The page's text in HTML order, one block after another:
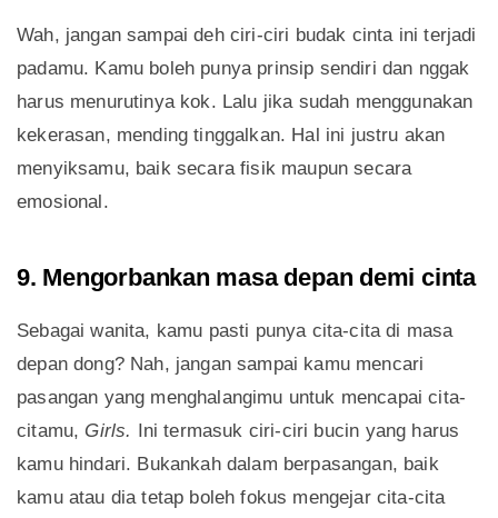
Wah, jangan sampai deh ciri-ciri budak cinta ini terjadi
padamu. Kamu boleh punya prinsip sendiri dan nggak
harus menurutinya kok. Lalu jika sudah menggunakan
kekerasan, mending tinggalkan. Hal ini justru akan
menyiksamu, baik secara fisik maupun secara
emosional.
9. Mengorbankan masa depan demi cinta
Sebagai wanita, kamu pasti punya cita-cita di masa
depan dong? Nah, jangan sampai kamu mencari
pasangan yang menghalangimu untuk mencapai cita-
citamu, Girls.
Ini termasuk ciri-ciri bucin yang harus
kamu hindari. Bukankah dalam berpasangan, baik
kamu atau dia tetap boleh fokus mengejar cita-cita